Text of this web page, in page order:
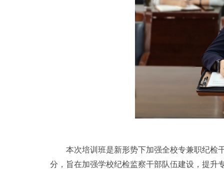
本次培训班是新形势下加强全校专兼职纪检
分，旨在加强学校纪检监察干部队伍建设，提升